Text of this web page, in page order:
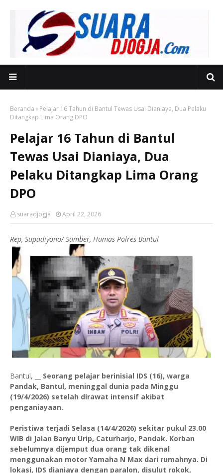
Beranda
Pelajar 16 Tahun di Bantul Tewas Usai Dianiaya, Dua Pelaku
Ditangkap Lima Orang DPO
Pelajar 16 Tahun di Bantul
Tewas Usai Dianiaya, Dua
Pelaku Ditangkap Lima Orang
DPO
suaradjogja April 22, 2026
Rep, Supadiyono/ Sumber, Humas Polres Bantul
Bantul, __ Seorang pelajar berinisial IDS (16), warga
Pandak, Bantul, meninggal dunia pada Minggu
(19/4/2026) setelah dirawat intensif akibat
penganiayaan.
Peristiwa terjadi Selasa (14/4/2026) sekitar pukul 23.00
WIB di Jalan Banyu Urip, Caturharjo, Pandak. Korban
sebelumnya dijemput dua orang tak dikenal
menggunakan motor Yamaha N Max dari rumahnya. Di
lokasi, IDS dianiaya dengan paralon, disulut rokok,